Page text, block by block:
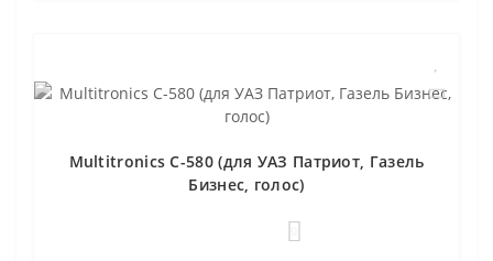
Multitronics C-580 (для УАЗ Патриот, Газель
Бизнес, голос)